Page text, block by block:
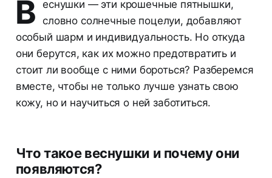
В
еснушки — эти крошечные пятнышки,
словно солнечные поцелуи, добавляют
особый шарм и индивидуальность. Но откуда
они берутся, как их можно предотвратить и
стоит ли вообще с ними бороться? Разберемся
вместе, чтобы не только лучше узнать свою
кожу, но и научиться о ней заботиться.
Что такое веснушки и почему они
появляются?